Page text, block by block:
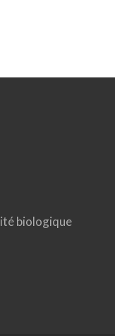
biologique